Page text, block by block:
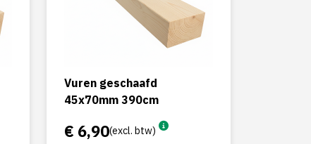
Vuren geschaafd
45x70mm 390cm
€ 6,90(excl. btw)